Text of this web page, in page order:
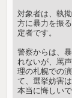
対象者は、執
方に暴力を振
定者です。
警察からは、
れないが、罵
理の札幌での
て、選挙妨害
本当に悔しいで